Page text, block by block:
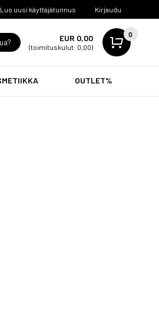
Luo uusi käyttäjätunnus Kirjaudu
EUR 0,00
(toimituskulut: 0,00)
0
OUTLET%